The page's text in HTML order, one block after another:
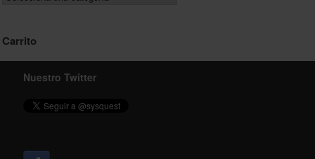
Carrito
Nuestro Twitter